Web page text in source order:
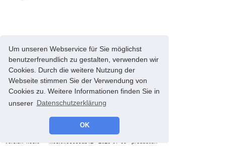
Um unseren Webservice für Sie möglichst
benutzerfreundlich zu gestalten, verwenden wir
Cookies. Durch die weitere Nutzung der
Webseite stimmen Sie der Verwendung von
Cookies zu. Weitere Informationen finden Sie in
unserer Datenschutzerklärung
OK
© 2008-2026 energyControl -Impressum-Datenschutz